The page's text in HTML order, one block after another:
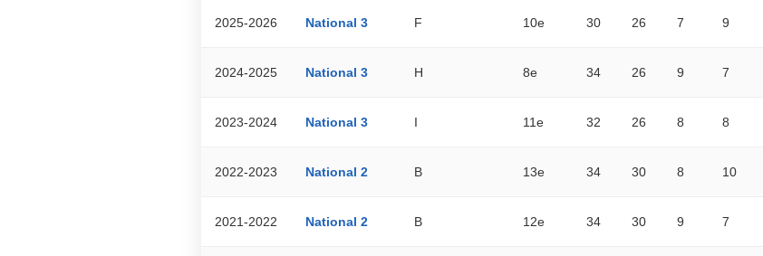
2025-2026 National 3 F 10e 30 26 7 9
2024-2025 National 3 H 8e 34 26 9 7
2023-2024 National 3 I 11e 32 26 8 8
2022-2023 National 2 B 13e 34 30 8 10
2021-2022 National 2 B 12e 34 30 9 7